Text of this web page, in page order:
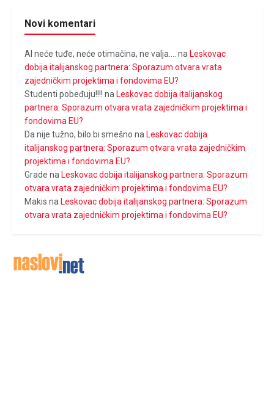
Novi komentari
Al neće tuđe, neće otimačina, ne valja.... na Leskovac
dobija italijanskog partnera: Sporazum otvara vrata
zajedničkim projektima i fondovima EU?
Studenti pobeđuju!!!! na Leskovac dobija italijanskog
partnera: Sporazum otvara vrata zajedničkim projektima i
fondovima EU?
Da nije tužno, bilo bi smešno na Leskovac dobija
italijanskog partnera: Sporazum otvara vrata zajedničkim
projektima i fondovima EU?
Grade na Leskovac dobija italijanskog partnera: Sporazum
otvara vrata zajedničkim projektima i fondovima EU?
Makis na Leskovac dobija italijanskog partnera: Sporazum
otvara vrata zajedničkim projektima i fondovima EU?